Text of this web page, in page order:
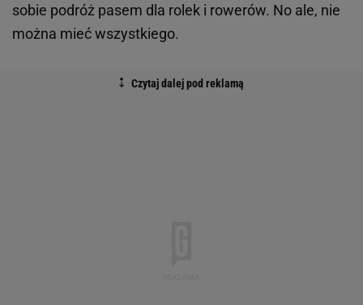
sobie podróż pasem dla rolek i rowerów. No ale, nie
można mieć wszystkiego.